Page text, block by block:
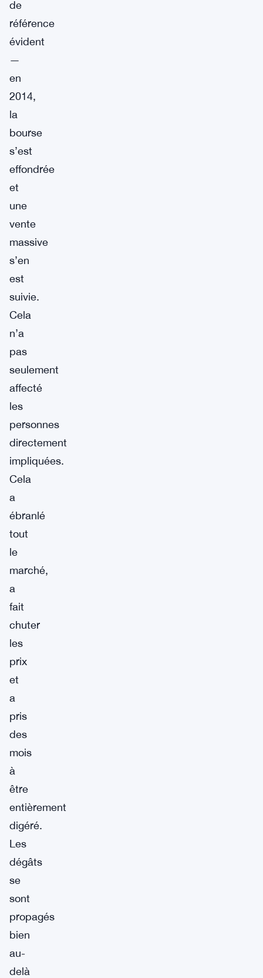
de
référence
évident
—
en
2014,
la
bourse
s’est
effondrée
et
une
vente
massive
s’en
est
suivie.
Cela
n’a
pas
seulement
affecté
les
personnes
directement
impliquées.
Cela
a
ébranlé
tout
le
marché,
a
fait
chuter
les
prix
et
a
pris
des
mois
à
être
entièrement
digéré.
Les
dégâts
se
sont
propagés
bien
au-
delà